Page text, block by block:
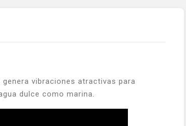
vibraciones atractivas para
dulce como marina.